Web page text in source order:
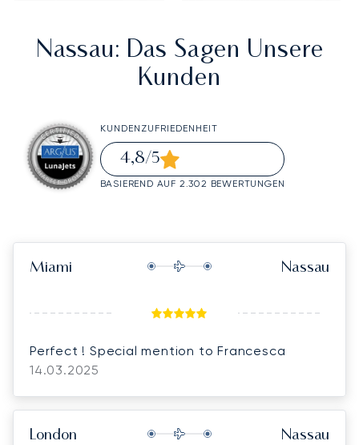
Nassau: Das Sagen Unsere
Kunden
KUNDENZUFRIEDENHEIT
4,8/5
BASIEREND AUF 2.302 BEWERTUNGEN
Miami Nassau
Perfect ! Special mention to Francesca
14.03.2025
London Nassau